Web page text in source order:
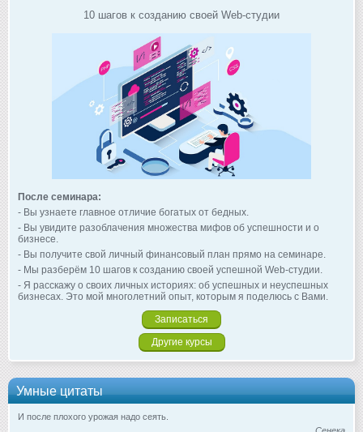
10 шагов к созданию своей Web-студии
После семинара:
- Вы узнаете главное отличие богатых от бедных.
- Вы увидите разоблачения множества мифов об успешности и о
бизнесе.
- Вы получите свой личный финансовый план прямо на семинаре.
- Мы разберём 10 шагов к созданию своей успешной Web-студии.
- Я расскажу о своих личных историях: об успешных и неуспешных
бизнесах. Это мой многолетний опыт, которым я поделюсь с Вами.
Записаться
Другие курсы
Умные цитаты
И после плохого урожая надо сеять.